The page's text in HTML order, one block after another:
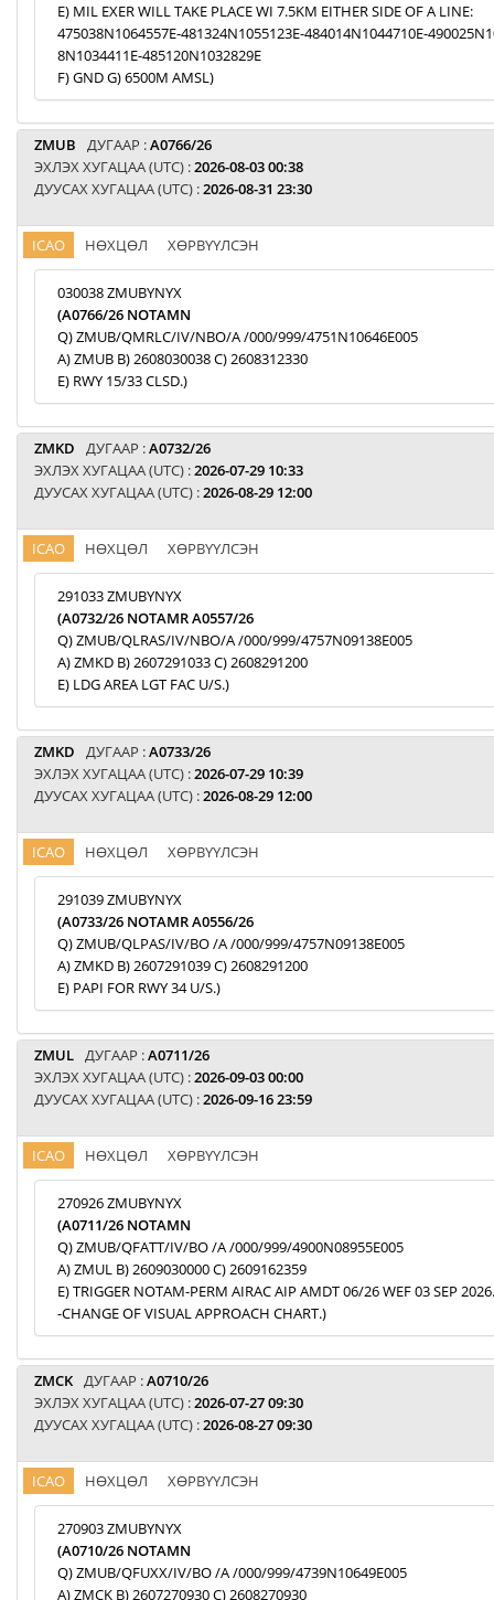
E) MIL EXER WILL TAKE PLACE WI 7.5KM EITHER SIDE OF A LINE:
475038N1064557E-481324N1055123E-484014N1044710E-
8N1034411E-485120N1032829E
F) GND G) 6500M AMSL)
ZMUB ДУГААР :A0766/26
ЭХЛЭХ ХУГАЦАА (UTC) :2026-08-03 00:38
ДУУСАХ ХУГАЦАА (UTC) :2026-08-31 23:30
ICAO НӨХЦӨЛ ХӨРВҮҮЛСЭН
030038 ZMUBYNYX
(A0766/26 NOTAMN
Q) ZMUB/QMRLC/IV/NBO/A /000/999/4751N10646E005
A) ZMUB B) 2608030038 C) 2608312330
E) RWY 15/33 CLSD.)
ZMKD ДУГААР :A0732/26
ЭХЛЭХ ХУГАЦАА (UTC) :2026-07-29 10:33
ДУУСАХ ХУГАЦАА (UTC) :2026-08-29 12:00
ICAO НӨХЦӨЛ ХӨРВҮҮЛСЭН
291033 ZMUBYNYX
(A0732/26 NOTAMR A0557/26
Q) ZMUB/QLRAS/IV/NBO/A /000/999/4757N09138E005
A) ZMKD B) 2607291033 C) 2608291200
E) LDG AREA LGT FAC U/S.)
ZMKD ДУГААР :A0733/26
ЭХЛЭХ ХУГАЦАА (UTC) :2026-07-29 10:39
ДУУСАХ ХУГАЦАА (UTC) :2026-08-29 12:00
ICAO НӨХЦӨЛ ХӨРВҮҮЛСЭН
291039 ZMUBYNYX
(A0733/26 NOTAMR A0556/26
Q) ZMUB/QLPAS/IV/BO /A /000/999/4757N09138E005
A) ZMKD B) 2607291039 C) 2608291200
E) PAPI FOR RWY 34 U/S.)
ZMUL ДУГААР :A0711/26
ЭХЛЭХ ХУГАЦАА (UTC) :2026-09-03 00:00
ДУУСАХ ХУГАЦАА (UTC) :2026-09-16 23:59
ICAO НӨХЦӨЛ ХӨРВҮҮЛСЭН
270926 ZMUBYNYX
(A0711/26 NOTAMN
Q) ZMUB/QFATT/IV/BO /A /000/999/4900N08955E005
A) ZMUL B) 2609030000 C) 2609162359
E) TRIGGER NOTAM-PERM AIRAC AIP AMDT 06/26 WEF 03 SEP 2026.
-CHANGE OF VISUAL APPROACH CHART.)
ZMCK ДУГААР :A0710/26
ЭХЛЭХ ХУГАЦАА (UTC) :2026-07-27 09:30
ДУУСАХ ХУГАЦАА (UTC) :2026-08-27 09:30
ICAO НӨХЦӨЛ ХӨРВҮҮЛСЭН
270903 ZMUBYNYX
(A0710/26 NOTAMN
Q) ZMUB/QFUXX/IV/BO /A /000/999/4739N10649E005
A) ZMCK B) 2607270930 C) 2608270930